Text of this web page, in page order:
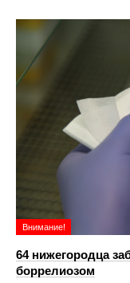
Внимание!
64 нижегородца
боррелиозом